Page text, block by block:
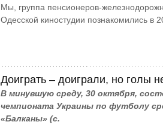
Мы, группа пенсионеров-
Одесской киностудии познакомились в
Доиграть – доиграли, но голы
В минувшую среду, 30 октября,
чемпионата Украины по футболу
«Балканы» (с.